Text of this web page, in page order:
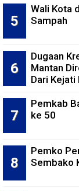
Wali Kota
Sampah
Dugaan
Mantan
Dari Kejati
Pemkab
ke 50
Pemko
Sembako